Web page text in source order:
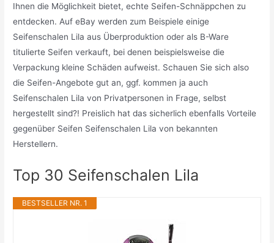
Ihnen die Möglichkeit bietet, echte Seifen-Schnäppchen zu
entdecken. Auf eBay werden zum Beispiele einige
Seifenschalen Lila aus Überproduktion oder als B-Ware
titulierte Seifen verkauft, bei denen beispielsweise die
Verpackung kleine Schäden aufweist. Schauen Sie sich also
die Seifen-Angebote gut an, ggf. kommen ja auch
Seifenschalen Lila von Privatpersonen in Frage, selbst
hergestellt sind?! Preislich hat das sicherlich ebenfalls Vorteile
gegenüber Seifen Seifenschalen Lila von bekannten
Herstellern.
Top 30 Seifenschalen Lila
BESTSELLER NR. 1